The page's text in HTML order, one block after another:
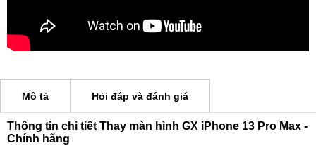
Mô tả Hỏi đáp và đánh giá
Thông tin chi tiết Thay màn hình GX iPhone 13 Pro Max -
Chính hãng